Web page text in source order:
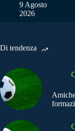
9 Agosto
2026
Di tendenza